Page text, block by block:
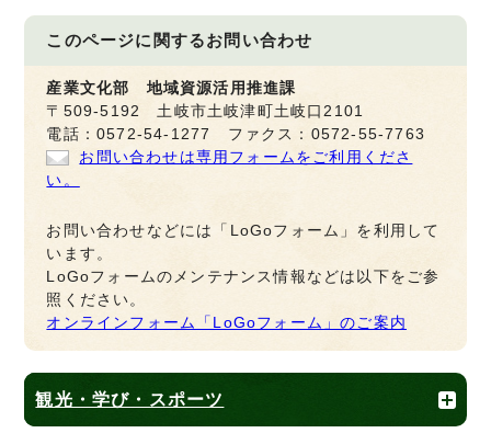
このページに関するお問い合わせ
産業文化部 地域資源活用推進課
〒509-5192 土岐市土岐津町土岐口2101
電話：0572-54-1277 ファクス：0572-55-7763
お問い合わせは専用フォームをご利用くださ
い。
お問い合わせなどには「LoGoフォーム」を利用して
います。
LoGoフォームのメンテナンス情報などは以下をご参
照ください。
オンラインフォーム「LoGoフォーム」のご案内
観光・学び・スポーツ